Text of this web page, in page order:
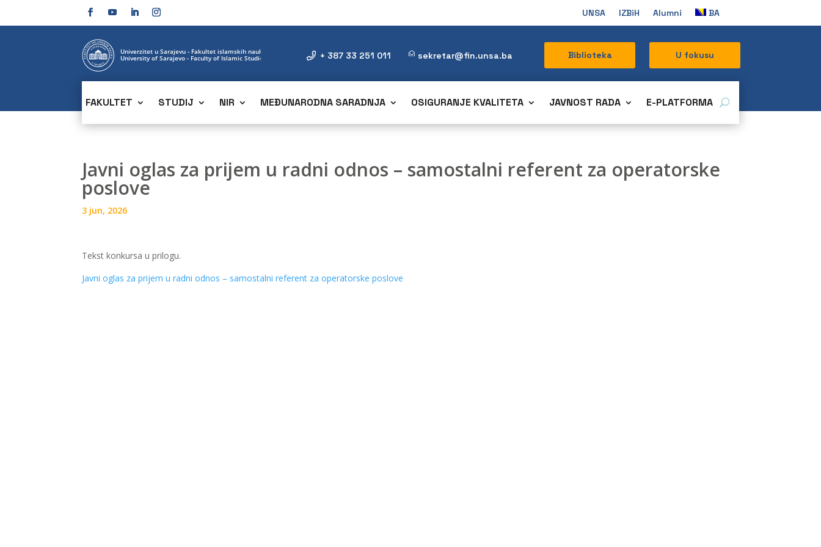
UNSA IZBiH Alumni BA
+ 387 33 251 011 sekretar@fin.unsa.ba Biblioteka U fokusu
FAKULTET STUDIJ NIR MEĐUNARODNA SARADNJA OSIGURANJE KVALITETA JAVNOST RADA E-PLATFORMA
Javni oglas za prijem u radni odnos – samostalni referent za operatorske
poslove
3 jun, 2026
Tekst konkursa u prilogu.
Javni oglas za prijem u radni odnos – samostalni referent za operatorske poslove